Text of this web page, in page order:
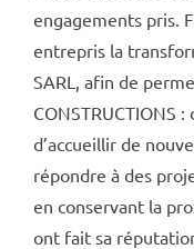
engagements pris.
entrepris la
SARL, afin de
CONSTRUCTIONS
d’accueillir de
répondre à des
en conservant la
ont fait sa